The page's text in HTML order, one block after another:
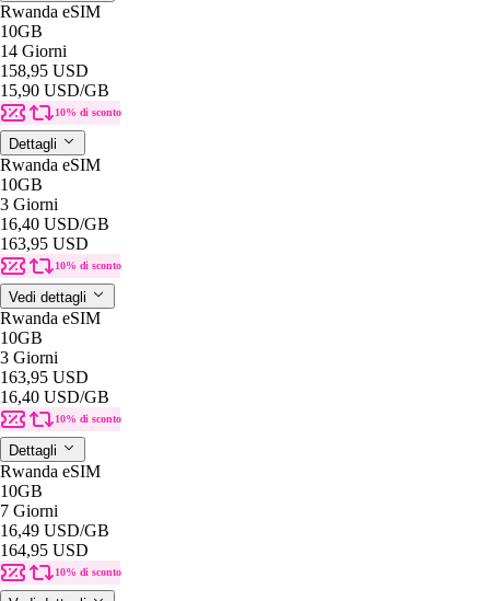
Rwanda eSIM
10GB
14 Giorni
158,95 USD
15,90 USD/GB
10% di sconto
Dettagli
Rwanda eSIM
10GB
3 Giorni
16,40 USD/GB
163,95 USD
10% di sconto
Vedi dettagli
Rwanda eSIM
10GB
3 Giorni
163,95 USD
16,40 USD/GB
10% di sconto
Dettagli
Rwanda eSIM
10GB
7 Giorni
16,49 USD/GB
164,95 USD
10% di sconto